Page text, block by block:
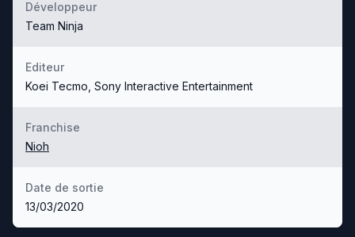
Développeur
Team Ninja
Editeur
Koei Tecmo, Sony Interactive Entertainment
Franchise
Nioh
Date de sortie
13/03/2020